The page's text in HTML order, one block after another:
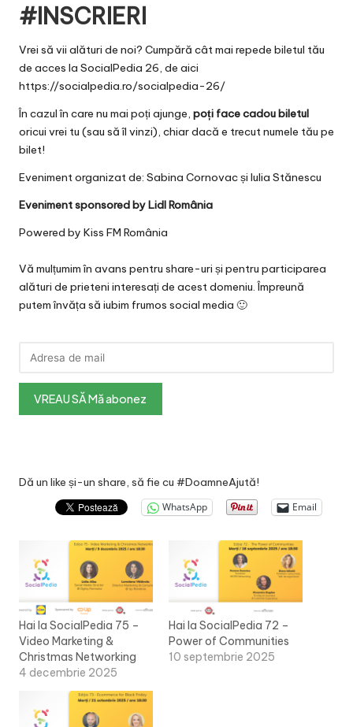
#INSCRIERI
Vrei să vii alături de noi? Cumpără cât mai repede biletul tău
de acces la SocialPedia 26, de aici
https://socialpedia.ro/socialpedia-26/
În cazul în care nu mai poți ajunge, poți face cadou biletul
oricui vrei tu (sau să îl vinzi), chiar dacă e trecut numele tău pe
bilet!
Eveniment organizat de: Sabina Cornovac și Iulia Stănescu
Eveniment sponsored byLidlRomânia
Powered by Kiss FM România
Vă mulțumim în avans pentru share-uri și pentru participarea
alături de prieteni interesați de acest domeniu. Împreună
putem învăța să iubim frumos social media 🙂
Dă un like și-un share, să fie cu #DoamneAjută!
WhatsApp Email
Hai la SocialPedia 75 –
Video Marketing &
Christmas Networking
4 decembrie 2025
Hai la SocialPedia 72 –
Power of Communities
10 septembrie 2025